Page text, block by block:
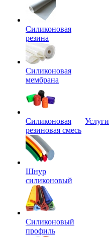
Силиконовая
резина
Силиконовая
мембрана
Силиконовая
резиновая смесь
Шнур
силиконовый
Силиконовый
профиль
Услуги